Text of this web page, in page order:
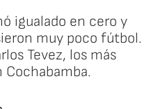
igualado en cero y
muy poco fútbol.
Tevez, los más
Cochabamba.